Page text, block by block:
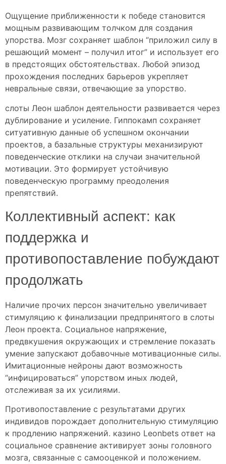
Ощущение приближенности к победе становится
мощным развивающим толчком для создания
упорства. Мозг сохраняет шаблон “приложил силу в
решающий момент – получил итог” и использует его
в предстоящих обстоятельствах. Любой эпизод
прохождения последних барьеров укрепляет
невральные связи, отвечающие за упорство.
слоты Леон шаблон деятельности развивается через
дублирование и усиление. Гиппокамп сохраняет
ситуативную данные об успешном окончании
проектов, а базальные структуры механизируют
поведенческие отклики на случаи значительной
мотивации. Это формирует устойчивую
поведенческую программу преодоления
препятствий.
Коллективный аспект: как
поддержка и
противопоставление побуждают
продолжать
Наличие прочих персон значительно увеличивает
стимуляцию к финализации предпринятого в слоты
Леон проекта. Социальное напряжение,
предвкушения окружающих и стремление показать
умение запускают добавочные мотивационные силы.
Имитационные нейроны дают возможность
“инфицироваться” упорством иных людей,
отслеживая за их усилиями.
Противопоставление с результатами других
индивидов порождает дополнительную стимуляцию
к продлению напряжений. казино Leonbets ответ на
социальное сравнение активирует зоны головного
мозга, связанные с самооценкой и положением.